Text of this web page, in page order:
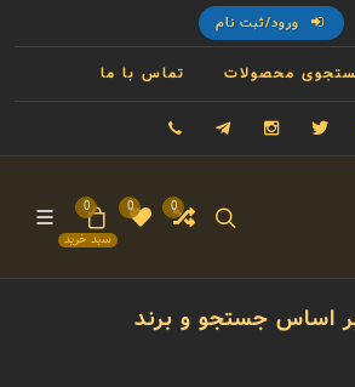
ورود/ثبت نام
محصولات تماس با ما
فیسبوک توییتر اینستاگرام تلگرام
0
0
سبد خرید
0
اساس جستجو و برند